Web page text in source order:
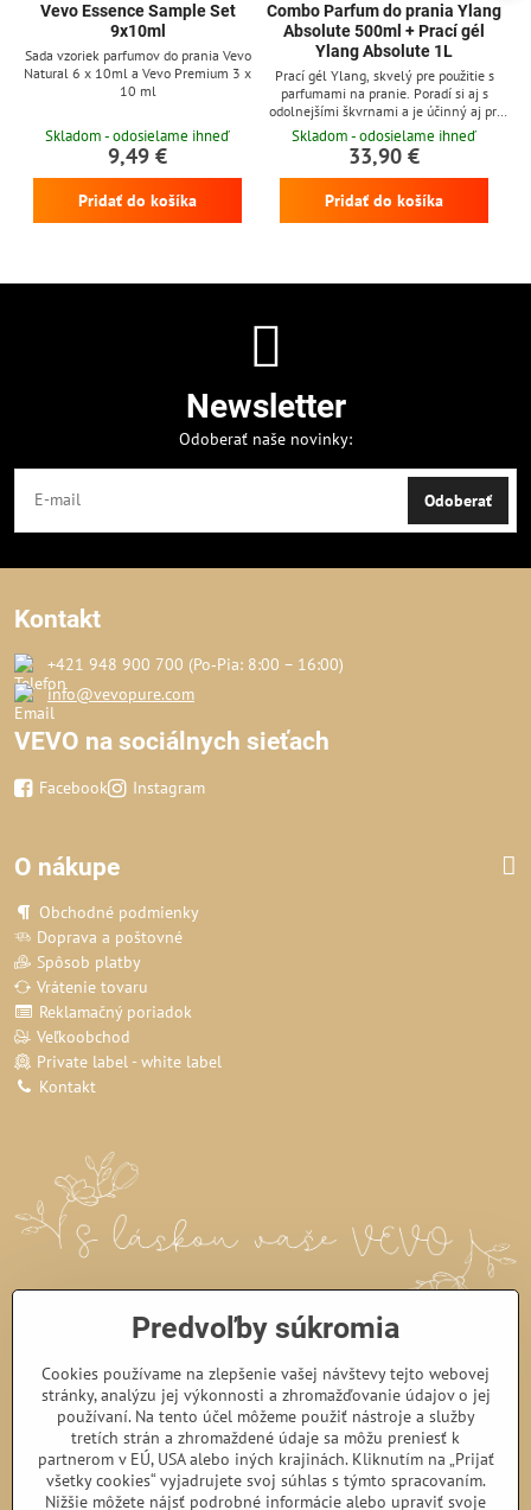
Vevo Essence Sample Set
9x10ml
Sada vzoriek parfumov do prania Vevo
Natural 6 x 10ml a Vevo Premium 3 x
10 ml
Skladom - odosielame ihneď
9,49 €
Pridať do košíka
Combo Parfum do prania Ylang
Absolute 500ml + Prací gél
Ylang Absolute 1L
Prací gél Ylang, skvelý pre použitie s
parfumami na pranie. Poradí si aj s
odolnejšími škvrnami a je účinný aj pri
nízkych teplotách
Skladom - odosielame ihneď
33,90 €
Pridať do košíka
Newsletter
Odoberať naše novinky:
Odoberať
Kontakt
+421 948 900 700 (Po‑Pia: 8:00 – 16:00)
info@vevopure.com
VEVO na sociálnych sieťach
Facebook Instagram
O nákupe
Obchodné podmienky
Doprava a poštovné
Spôsob platby
Vrátenie tovaru
Reklamačný poriadok
Veľkoobchod
Private label - white label
Kontakt
Predvoľby súkromia
Cookies používame na zlepšenie vašej návštevy tejto webovej
stránky, analýzu jej výkonnosti a zhromažďovanie údajov o jej
používaní. Na tento účel môžeme použiť nástroje a služby
tretích strán a zhromaždené údaje sa môžu preniesť k
partnerom v EÚ, USA alebo iných krajinách. Kliknutím na „Prijať
všetky cookies“ vyjadrujete svoj súhlas s týmto spracovaním.
Nižšie môžete nájsť podrobné informácie alebo upraviť svoje